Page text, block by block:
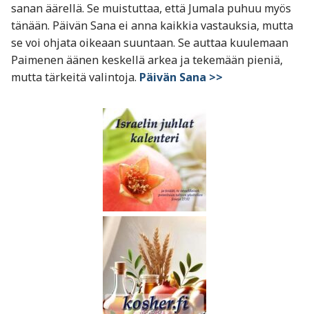
sanan äärellä. Se muistuttaa, että Jumala puhuu myös
tänään. Päivän Sana ei anna kaikkia vastauksia, mutta
se voi ohjata oikeaan suuntaan. Se auttaa kuulemaan
Paimenen äänen keskellä arkea ja tekemään pieniä,
mutta tärkeitä valintoja. Päivän Sana >>